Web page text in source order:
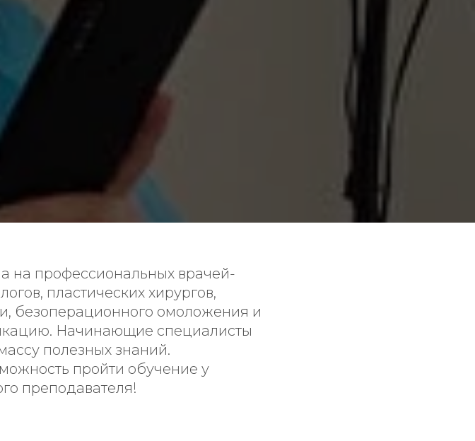
на профессиональных врачей-
пластических хирургов,
безоперационного омоложения и
Начинающие специалисты
полезных знаний.
пройти обучение у
преподавателя!